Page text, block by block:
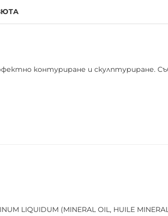
контуриране и скулптуриране.
LIQUIDUM (MINERAL OIL, HUILE